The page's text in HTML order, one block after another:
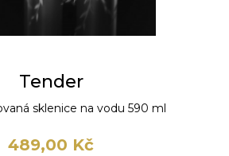
Tender
sklenice na vodu 590 ml
489,00 Kč